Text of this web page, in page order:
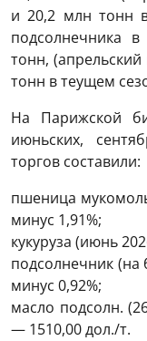
и 20,2 млн тонн
подсолнечника
тонн,
тонн в теущем
На Парижской
июньских,
торгов составили:
пшеница
минус 1,91%;
кукуруза (июнь
подсолнечник
минус 0,92%;
масло подсолн.
— 1510,00 дол./т.